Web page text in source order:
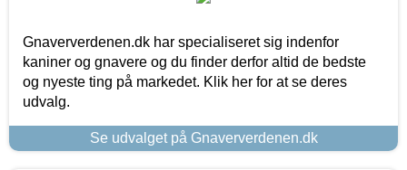
Gnaververdenen.dk har specialiseret sig indenfor
kaniner og gnavere og du finder derfor altid de bedste
og nyeste ting på markedet. Klik her for at se deres
udvalg.
Se udvalget på Gnaververdenen.dk